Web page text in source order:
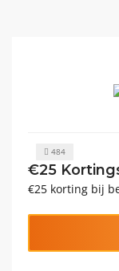
484
€25
€25 korting bij